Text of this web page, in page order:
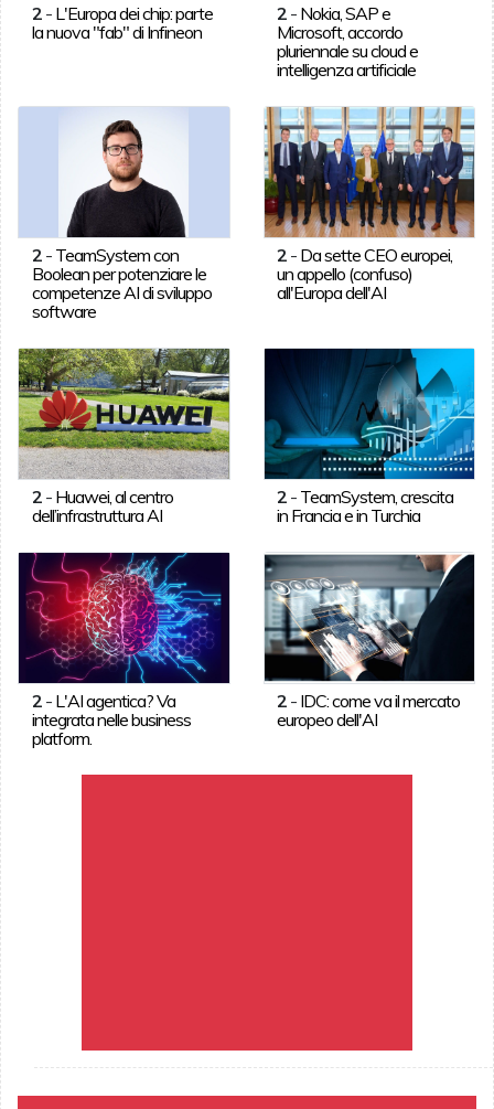
2- L'Europa dei chip: parte
la nuova "fab" di Infineon
2 - Nokia, SAP e
Microsoft, accordo
pluriennale su cloud e
intelligenza artificiale
2- TeamSystem con
Boolean per potenziare le
competenze AI di sviluppo
software
2 - Da sette CEO europei,
un appello (confuso)
all'Europa dell'AI
2- Huawei, al centro
dell’infrastruttura AI
2 - TeamSystem, crescita
in Francia e in Turchia
2- L'AI agentica? Va
integrata nelle business
platform.
2 - IDC: come va il mercato
europeo dell'AI